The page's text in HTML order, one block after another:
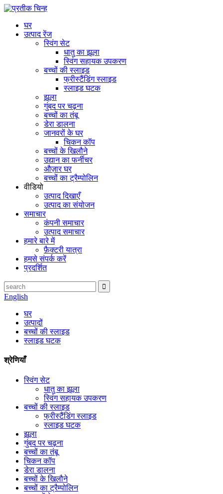
घर
उत्पाद रेंज
स्विंग सेट
धातु का झूला
स्विंग सहायक उपकरण
बच्चों की स्लाइड
फ्रीस्टैंडिंग स्लाइड
स्लाइड घटक
झूला
गुंबद पर चढ़ना
बच्चों का तंबू
डेरा डालना
जानवरों के घर
चिकन कॉप
बच्चों के खिलौने
उद्यान का फर्नीचर
औज़ार घर
बच्चों का ट्रैम्पोलिन
वीडियो
उत्पाद दिखाएँ
उत्पाद का संयोजन
समाचार
कंपनी समाचार
उत्पाद समाचार
हमारे बारे में
फ़ैक्टरी यात्रा
हमसे संपर्क करें
प्रदर्शित
English
घर
उत्पादों
बच्चों की स्लाइड
स्लाइड घटक
श्रेणियाँ
स्विंग सेट
धातु का झूला
स्विंग सहायक उपकरण
बच्चों की स्लाइड
फ्रीस्टैंडिंग स्लाइड
स्लाइड घटक
झूला
गुंबद पर चढ़ना
बच्चों का तंबू
चिकन कॉप
डेरा डालना
बच्चों के खिलौने
बच्चों का ट्रैम्पोलिन